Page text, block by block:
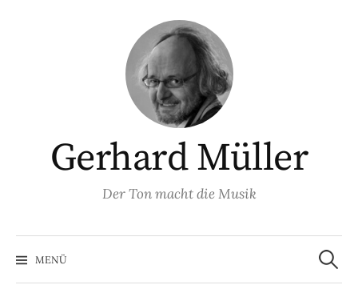
Gerhard Müller
Der Ton macht die Musik
MENÜ
Suchen
nach: